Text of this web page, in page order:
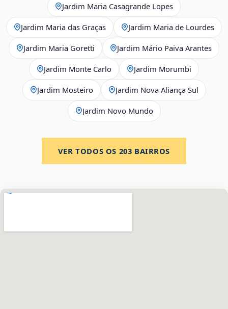
Jardim Maria Casagrande Lopes
Jardim Maria das Graças Jardim Maria de Lourdes
Jardim Maria Goretti Jardim Mário Paiva Arantes
Jardim Monte Carlo Jardim Morumbi
Jardim Mosteiro Jardim Nova Aliança Sul
Jardim Novo Mundo
VER TODOS OS 203 BAIRROS